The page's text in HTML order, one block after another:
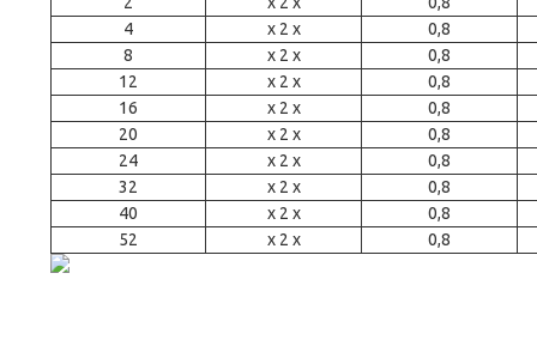
4
x 2 x
0,8
8
x 2 x
0,8
12
x 2 x
0,8
16
x 2 x
0,8
20
x 2 x
0,8
24
x 2 x
0,8
32
x 2 x
0,8
40
x 2 x
0,8
52
x 2 x 0,8